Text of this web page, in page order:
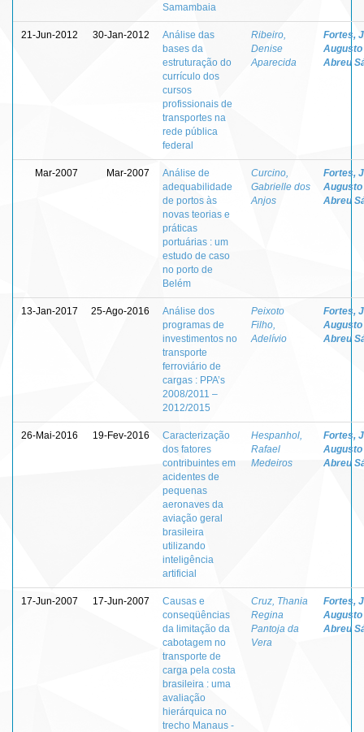
Samambaia
21-Jun-2012 30-Jan-2012
Análise das
bases da
estruturação do
currículo dos
cursos
profissionais de
transportes na
rede pública
federal
Ribeiro,
Denise
Aparecida
Fortes,
Augusto
Abreu
Mar-2007 Mar-2007
Análise de
adequabilidade
de portos às
novas teorias e
práticas
portuárias : um
estudo de caso
no porto de
Belém
Curcino,
Gabrielle dos
Anjos
Fortes,
Augusto
Abreu
13-Jan-2017 25-Ago-2016
Análise dos
programas de
investimentos no
transporte
ferroviário de
cargas : PPA’s
2008/2011 –
2012/2015
Peixoto
Filho,
Adelívio
Fortes,
Augusto
Abreu
26-Mai-2016 19-Fev-2016
Caracterização
dos fatores
contribuintes em
acidentes de
pequenas
aeronaves da
aviação geral
brasileira
utilizando
inteligência
artificial
Hespanhol,
Rafael
Medeiros
Fortes,
Augusto
Abreu
17-Jun-2007 17-Jun-2007
Causas e
conseqüências
da limitação da
cabotagem no
transporte de
carga pela costa
brasileira : uma
avaliação
hierárquica no
trecho Manaus -
Cruz, Thania
Regina
Pantoja da
Vera
Fortes,
Augusto
Abreu